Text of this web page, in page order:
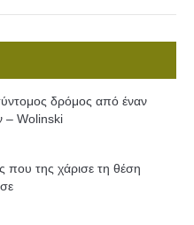
δρόμος από έναν
– Wolinski
που της χάρισε τη θέση